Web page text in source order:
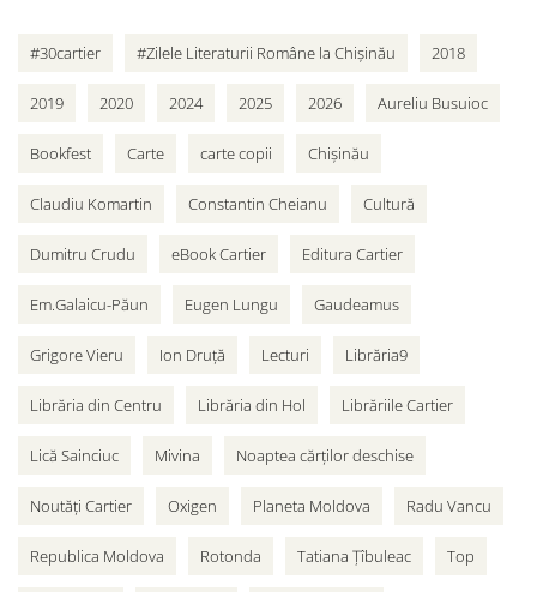
#30cartier #Zilele Literaturii Române la Chișinău 2018
2019 2020 2024 2025 2026 Aureliu Busuioc
Bookfest Carte carte copii Chișinău
Claudiu Komartin Constantin Cheianu Cultură
Dumitru Crudu eBook Cartier Editura Cartier
Em.Galaicu-Păun Eugen Lungu Gaudeamus
Grigore Vieru Ion Druță Lecturi Librăria9
Librăria din Centru Librăria din Hol Librăriile Cartier
Lică Sainciuc Mivina Noaptea cărților deschise
Noutăți Cartier Oxigen Planeta Moldova Radu Vancu
Republica Moldova Rotonda Tatiana Țîbuleac Top